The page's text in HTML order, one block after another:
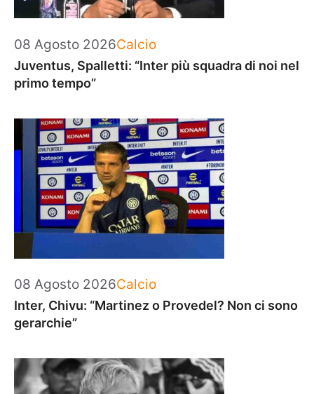
08 Agosto 2026Categorie
Calcio
Juventus, Spalletti: “Inter più squadra di noi nel
primo tempo”
08 Agosto 2026Categorie
Calcio
Inter, Chivu: “Martinez o Provedel? Non ci sono
gerarchie”